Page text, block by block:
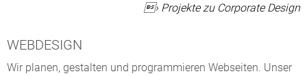
› Projekte zu Corporate Design
WEBDESIGN
Wir planen, gestalten und programmieren Webseiten. Unser